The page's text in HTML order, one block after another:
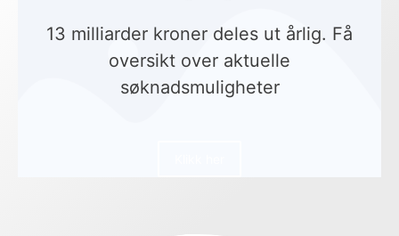
13 milliarder kroner deles ut årlig. Få
oversikt over aktuelle
søknadsmuligheter